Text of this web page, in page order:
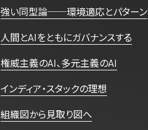
強い同型論──環境適応とパターン
人間とAIをともにガバナンスする
権威主義のAI、多元主義のAI
インディア・スタックの理想
組織図から見取り図へ